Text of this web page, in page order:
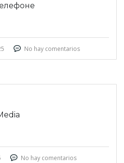
No hay comentarios
No hay comentarios